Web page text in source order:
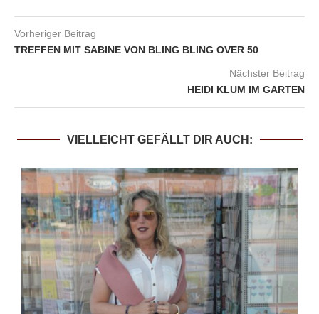
Vorheriger Beitrag
TREFFEN MIT SABINE VON BLING BLING OVER 50
Nächster Beitrag
HEIDI KLUM IM GARTEN
VIELLEICHT GEFÄLLT DIR AUCH: